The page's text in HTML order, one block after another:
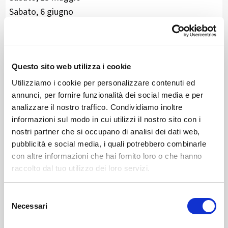
Questo sito web utilizza i cookie
Utilizziamo i cookie per personalizzare contenuti ed
annunci, per fornire funzionalità dei social media e per
analizzare il nostro traffico. Condividiamo inoltre
informazioni sul modo in cui utilizzi il nostro sito con i
nostri partner che si occupano di analisi dei dati web,
pubblicità e social media, i quali potrebbero combinarle
con altre informazioni che hai fornito loro o che hanno
raccolto dal tuo utilizzo dei loro servizi.
delNecessari
Sabato, 6 giugno
Sabato, 24 ottobre
Punto d'incontro: stazione, nell’atrio
Durata: circa 1,5 ore
Iscrizione: obbligatoria, il numero dei posti è limitato
Prezzo: CHF 15 a persona
ISCRIZIONE
Contatto